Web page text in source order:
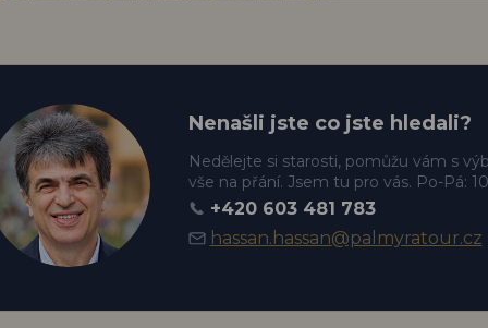
Nenašli jste co jste hledali?
Nedělejte si starosti, pomůžu vám s
vše na přání. Jsem tu pro vás. Po-Pá:
+420 603 481 783
hassan.hassan@palmyratour.cz